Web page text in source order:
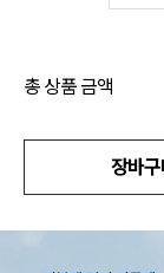
총 상품 금액
장바